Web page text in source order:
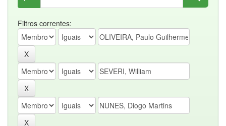
Filtros correntes: